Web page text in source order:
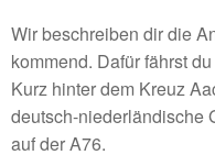
Wir beschreiben dir die
kommend. Dafür fährst
Kurz hinter dem Kreuz
deutsch-niederländische
auf der A76.